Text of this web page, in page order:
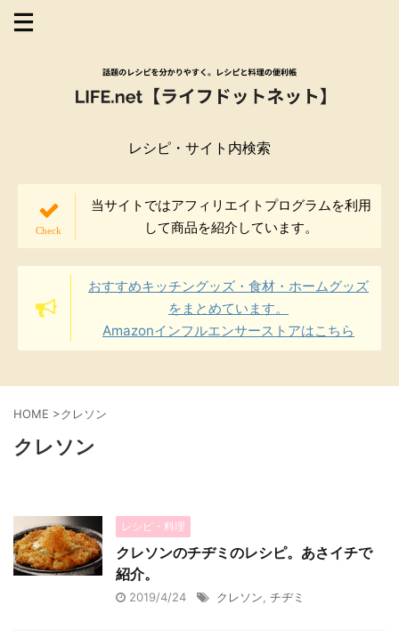
レシピ・サイト内検索
当サイトではアフィリエイトプログラムを利用
して商品を紹介しています。
おすすめキッチングッズ・食材・ホームグッズ
をまとめています。
Amazonインフルエンサーストアはこちら
HOME >クレソン
クレソン
レシピ・料理
クレソンのチヂミのレシピ。あさイチで
紹介。
2019/4/24 クレソン チヂミ